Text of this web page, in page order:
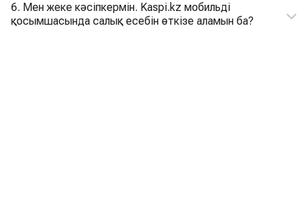
6. Мен жеке кәсіпкермін. Kaspi.kz мобильді
қосымшасында салық есебін өткізе аламын ба?